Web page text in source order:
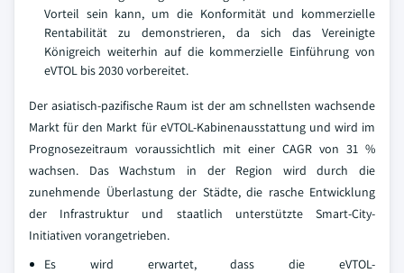
Vorteil sein kann, um die Konformität und kommerzielle
Rentabilität zu demonstrieren, da sich das Vereinigte
Königreich weiterhin auf die kommerzielle Einführung von
eVTOL bis 2030 vorbereitet.
Der asiatisch-pazifische Raum ist der am schnellsten wachsende
Markt für den Markt für eVTOL-Kabinenausstattung und wird im
Prognosezeitraum voraussichtlich mit einer CAGR von 31 %
wachsen. Das Wachstum in der Region wird durch die
zunehmende Überlastung der Städte, die rasche Entwicklung
der Infrastruktur und staatlich unterstützte Smart-City-
Initiativen vorangetrieben.
Es wird erwartet, dass die eVTOL-